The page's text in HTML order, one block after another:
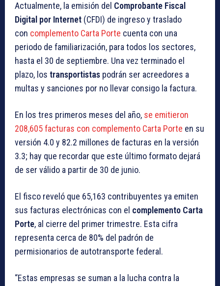
Actualmente, la emisión del Comprobante Fiscal
Digital por Internet (CFDI) de ingreso y traslado
con complemento Carta Porte cuenta con una
periodo de familiarización, para todos los sectores,
hasta el 30 de septiembre. Una vez terminado el
plazo, los transportistas podrán ser acreedores a
multas y sanciones por no llevar consigo la factura.
En los tres primeros meses del año, se emitieron
208,605 facturas con complemento Carta Porte en su
versión 4.0 y 82.2 millones de facturas en la versión
3.3; hay que recordar que este último formato dejará
de ser válido a partir de 30 de junio.
El fisco reveló que 65,163 contribuyentes ya emiten
sus facturas electrónicas con el complemento Carta
Porte, al cierre del primer trimestre. Esta cifra
representa cerca de 80% del padrón de
permisionarios de autotransporte federal.
“Estas empresas se suman a la lucha contra la